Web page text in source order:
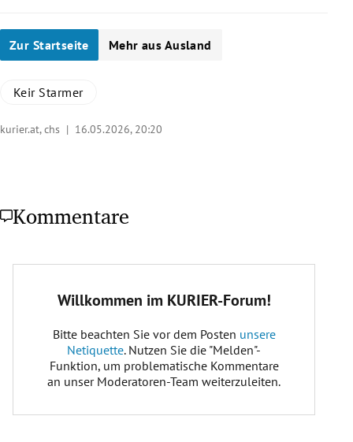
Zur Startseite Mehr aus Ausland
Keir Starmer
kurier.at, chs | 16.05.2026, 20:20
Kommentare